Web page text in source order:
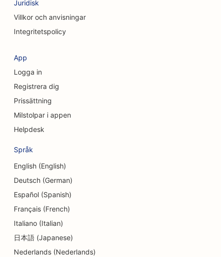
SEO för konsultföretag
SEO för kosmetiska kirurger
SEO för kraniofaciala kirurger
SEO för kreditföreningar
SEO för cupcakebutiker
SEO för daghem
SEO för skuldrådgivningstjänster
SEO för tandläkarmottagningar
SEO för delikatessbutiker
SEO för matgäster
Juridisk
Villkor och anvisningar
Integritetspolicy
App
Logga in
Registrera dig
Prissättning
Milstolpar i appen
Helpdesk
Språk
English (English)
Deutsch (German)
Español (Spanish)
Français (French)
Italiano (Italian)
日本語 (Japanese)
Nederlands (Nederlands)